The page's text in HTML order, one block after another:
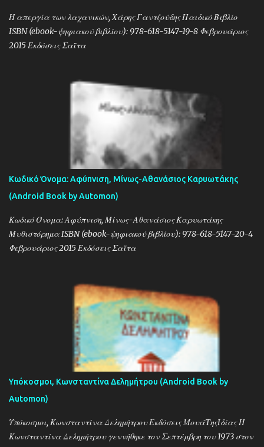
Η απεργία των λαχανικών, Χάρης Γαντζούδης Παιδικό Βιβλίο
ISBN (ebook-ψηφιακού βιβλίου): 978-618-5147-19-8 Φεβρουάριος
2015 Εκδόσεις Σαΐτα
Κωδικό Όνομα: Αφύπνιση, Μίνως-Αθανάσιος Καρυωτάκης
(Android Book by Automon)
Κωδικό Όνομα: Αφύπνιση, Μίνως-Αθανάσιος Καρυωτάκης
Μυθιστόρημα ISBN (ebook-ψηφιακού βιβλίου): 978-618-5147-20-4
Φεβρουάριος 2015 Εκδόσεις Σαΐτα
Υπόκοσμοι, Κωνσταντίνα Δελημήτρου (Android Book by
Automon)
Υπόκοσμοι, Κωνσταντίνα Δελημήτρου Εκδόσεις ΜουάTηςIδίας Η
Κωνσταντίνα Δελημήτρου γεννήθηκε τον Σεπτέμβρη του 1973 στον